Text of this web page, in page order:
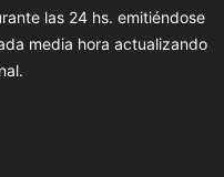
las 24 hs. emitiéndose
media hora actualizando